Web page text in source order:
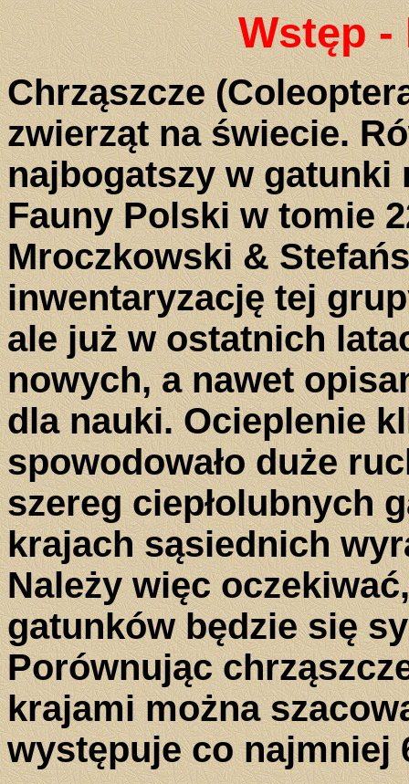
Wstęp
Chrząszcze
zwierząt na świecie.
najbogatszy w gatunki
Fauny Polski w tomie
Mroczkowski &
inwentaryzację tej
ale już w ostatnich
nowych, a nawet
dla nauki. Ocieplenie
spowodowało duże
szereg ciepłolubnych
krajach sąsiednich
Należy więc
gatunków będzie się
Porównując
krajami można
występuje co najmniej